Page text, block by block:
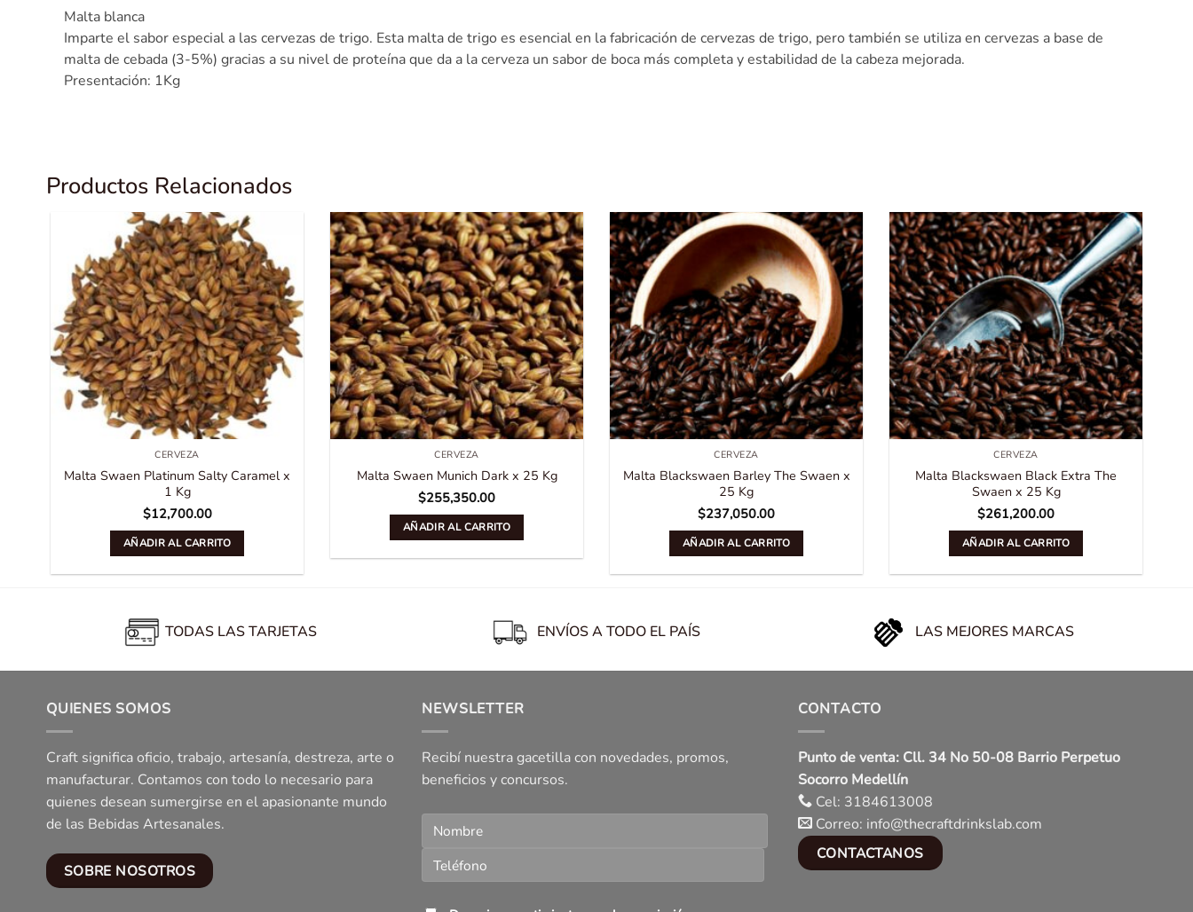
Malta blanca
Imparte el sabor especial a las cervezas de trigo. Esta malta de trigo es esencial en la fabricación de cervezas de trigo, pero también se utiliza en cervezas a base de
malta de cebada (3-5%) gracias a su nivel de proteína que da a la cerveza un sabor de boca más completa y estabilidad de la cabeza mejorada.
Presentación: 1Kg
Productos Relacionados
CERVEZA
Malta Swaen Platinum Salty Caramel x
1 Kg
$12,700.00
AÑADIR AL CARRITO
CERVEZA
Malta Swaen Munich Dark x 25 Kg
$255,350.00
AÑADIR AL CARRITO
CERVEZA
Malta Blackswaen Barley The Swaen x
25 Kg
$237,050.00
AÑADIR AL CARRITO
CERVEZA
Malta Blackswaen Black Extra The
Swaen x 25 Kg
$261,200.00
AÑADIR AL CARRITO
TODAS LAS TARJETAS ENVÍOS A TODO EL PAÍS LAS MEJORES MARCAS
QUIENES SOMOS
Craft significa oficio, trabajo, artesanía, destreza, arte o
manufacturar. Contamos con todo lo necesario para
quienes desean sumergirse en el apasionante mundo
de las Bebidas Artesanales.
SOBRE NOSOTROS
NEWSLETTER
Recibí nuestra gacetilla con novedades, promos,
beneficios y concursos.
CONTACTO
Punto de venta: Cll. 34 No 50-08 Barrio Perpetuo
Socorro Medellín
Cel: 3184613008
Correo: info@thecraftdrinkslab.com
CONTACTANOS